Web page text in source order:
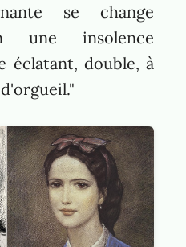
se change
une insolence
éclatant, double, à